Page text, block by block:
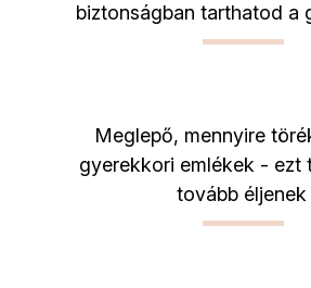
biztonságban tarthatod a
Meglepő, mennyire
gyerekkori emlékek - ezt
tovább éljenek